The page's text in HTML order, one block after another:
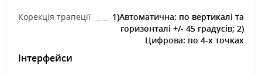
Корекція трапеції 1)Автоматична: по вертикалі та
горизонталі +/- 45 градусів; 2)
Цифрова: по 4-х точках
Інтерфейси